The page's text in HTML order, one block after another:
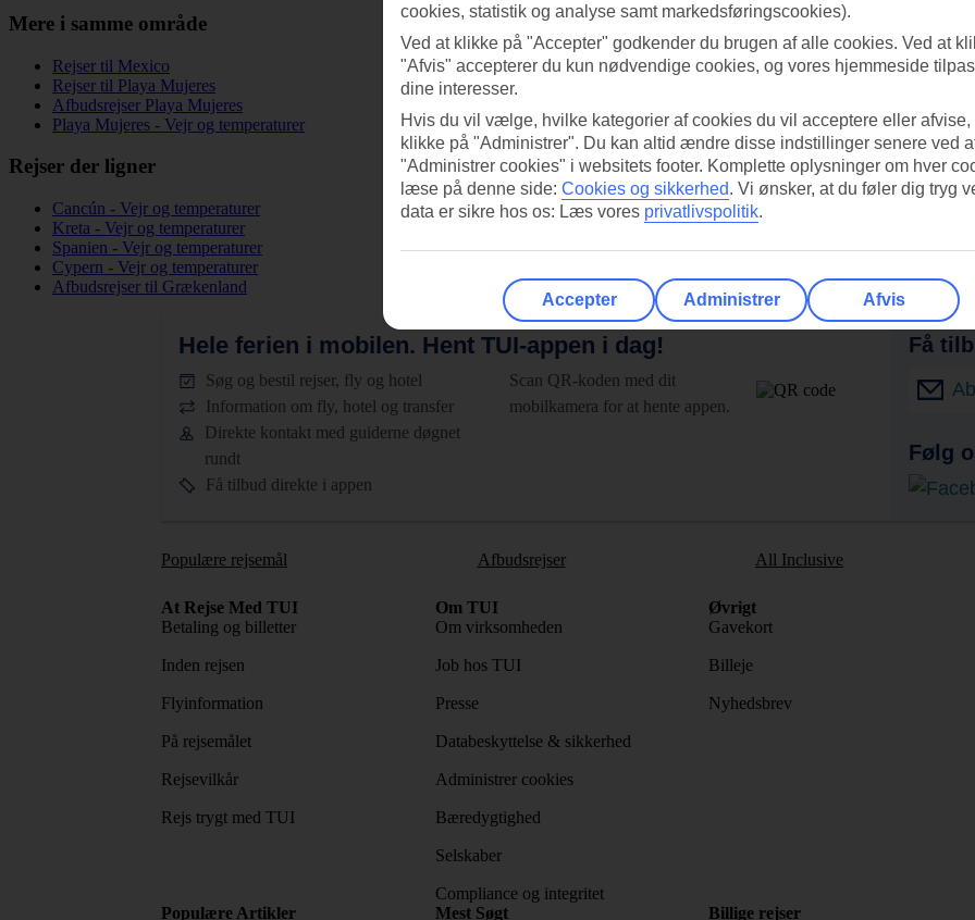
Mere i samme område
Rejser til Mexico
Rejser til Playa Mujeres
Afbudsrejser Playa Mujeres
Playa Mujeres - Vejr og temperaturer
Rejser der ligner
Cancún - Vejr og temperaturer
Kreta - Vejr og temperaturer
Spanien - Vejr og temperaturer
Cypern - Vejr og temperaturer
Afbudsrejser til Grækenland
Hele ferien i mobilen. Hent TUI-appen i dag!
Søg og bestil rejser, fly og hotel
Information om fly, hotel og transfer
Direkte kontakt med guiderne døgnet
rundt
Få tilbud direkte i appen
Scan QR-koden med dit
mobilkamera for at hente appen.
Få
Følg
Populære rejsemål Afbudsrejser All Inclusive
At Rejse Med TUI
Betaling og billetter
Inden rejsen
Flyinformation
På rejsemålet
Rejsevilkår
Rejs trygt med TUI
Om TUI
Om virksomheden
Job hos TUI
Presse
Databeskyttelse & sikkerhed
Administrer cookies
Bæredygtighed
Selskaber
Compliance og integritet
Øvrigt
Gavekort
Billeje
Nyhedsbrev
Populære Artikler Mest Søgt Billige rejser
cookies, statistik og analyse samt markedsføringscookies).
Ved at klikke på "Accepter" godkender du brugen af alle cookies. Ved at
"Afvis" accepterer du kun nødvendige cookies, og vores hjemmeside
dine interesser.
Hvis du vil vælge, hvilke kategorier af cookies du vil acceptere eller afvise,
klikke på "Administrer". Du kan altid ændre disse indstillinger senere ved
"Administrer cookies" i websitets footer. Komplette oplysninger om hver
læse på denne side: Cookies og sikkerhed. Vi ønsker, at du føler dig tryg
data er sikre hos os: Læs vores privatlivspolitik.
Accepter Administrer Afvis